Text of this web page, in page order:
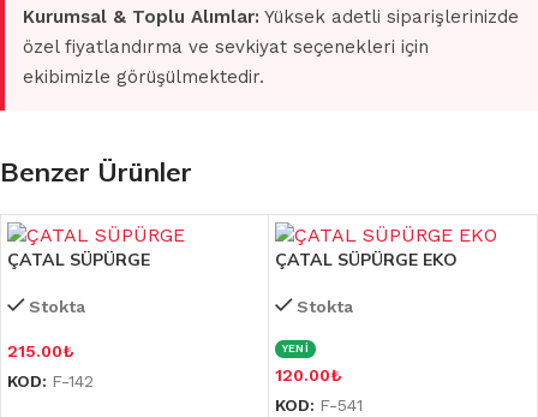
Kurumsal & Toplu Alımlar: Yüksek adetli siparişlerinizde
özel fiyatlandırma ve sevkiyat seçenekleri için
ekibimizle görüşülmektedir.
Benzer Ürünler
ÇATAL SÜPÜRGE
Stokta
215.00₺
KOD: F-142
ÇATAL SÜPÜRGE EKO
Stokta
YENİ
120.00₺
KOD: F-541